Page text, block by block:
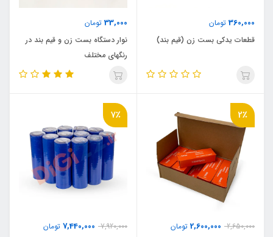
360,000 تومان
قطعات یدکی بست زن (قیم بند)
33,000 تومان
نوار دستگاه بست زن و قیم بند در
رنگهای مختلف
2٪
2,650,000
2,600,000 تومان
7٪
7,920,000
7,440,000 تومان